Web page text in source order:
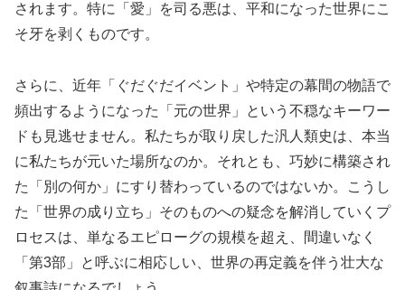
されます。特に「愛」を司る悪は、平和になった世界にこ
そ牙を剥くものです。
さらに、近年「ぐだぐだイベント」や特定の幕間の物語で
頻出するようになった「元の世界」という不穏なキーワー
ドも見逃せません。私たちが取り戻した汎人類史は、本当
に私たちが元いた場所なのか。それとも、巧妙に構築され
た「別の何か」にすり替わっているのではないか。こうし
た「世界の成り立ち」そのものへの疑念を解消していくプ
ロセスは、単なるエピローグの規模を超え、間違いなく
「第3部」と呼ぶに相応しい、世界の再定義を伴う壮大な